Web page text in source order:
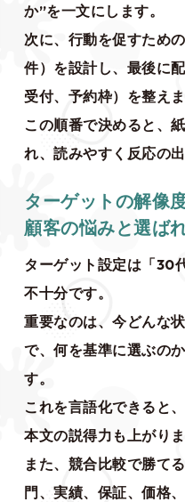
か”を一文にします。
次に、行動を促すため
件）を設計し、最後に
受付、予約枠）を整えま
この順番で決めると、
れ、読みやすく反応の
ターゲットの解像
顧客の悩みと選ば
ターゲット設定は「30
不十分です。
重要なのは、今どんな
で、何を基準に選ぶの
す。
これを言語化できると
本文の説得力も上がりま
また、競合比較で勝て
門、実績、保証、価格